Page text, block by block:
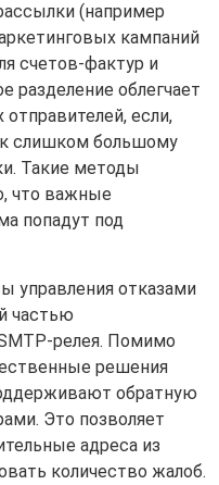
(например
кампаний
счетов-фактур и
разделение облегчает
если,
слишком большому
Такие методы
что важные
попадут под
управления отказами
частью
релея. Помимо
решения
обратную
Это позволяет
адреса из
количество жалоб.